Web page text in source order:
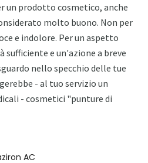
un prodotto cosmetico, anche
molto buono. Non per
e indolore. Per un aspetto
e un'azione a breve
nello specchio delle tue
- al tuo servizio un
- cosmetici "punture di
AC